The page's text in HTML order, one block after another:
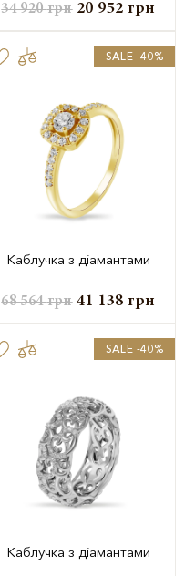
34 920грн 20 952 грн
SALE -40%
Каблучка з діамантами
68 564грн 41 138 грн
SALE -40%
Каблучка з діамантами